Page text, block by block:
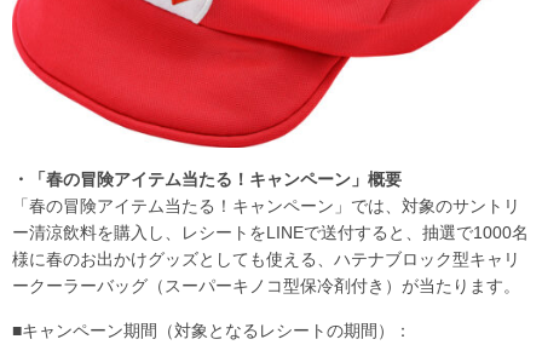
・「春の冒険アイテム当たる！キャンペーン」概要
「春の冒険アイテム当たる！キャンペーン」では、対象のサントリ
ー清涼飲料を購入し、レシートをLINEで送付すると、抽選で1000名
様に春のお出かけグッズとしても使える、ハテナブロック型キャリ
ークーラーバッグ（スーパーキノコ型保冷剤付き）が当たります。
■キャンペーン期間（対象となるレシートの期間）：